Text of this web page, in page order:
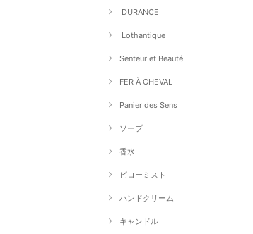
DURANCE
Lothantique
Senteur et Beauté
FER À CHEVAL
Panier des Sens
ソープ
香水
ピローミスト
ハンドクリーム
キャンドル